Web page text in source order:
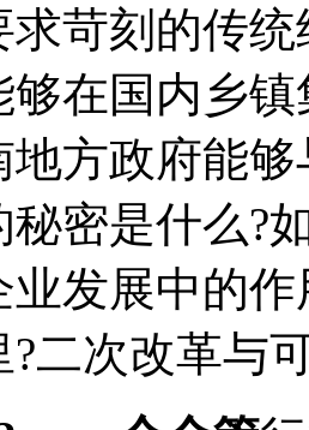
求苛刻的传
在国内乡
地方政府能
密是什么?
发展中的
二次改革与